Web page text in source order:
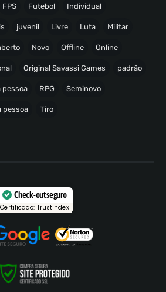
FPS Futebol Individual
juvenil Livre Luta Militar
Novo Offline Online
Original Savassi Games padrão
pessoa RPG Seminovo
pessoa Tiro
Check-out seguro
Certificado: Trustindex